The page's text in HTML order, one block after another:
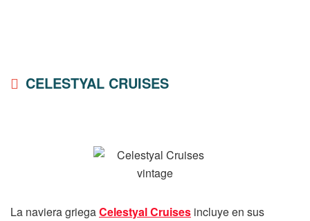
CELESTYAL CRUISES
La naviera griegaCelestyal Cruises incluye en sus